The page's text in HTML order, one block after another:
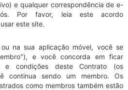
e qualquer correspondência de e-
Por favor, leia este acordo
este site.
na sua aplicação móvel, você se
e você concorda em ficar
e condições deste Contrato (os
continua sendo um membro. Os
como membros também estão